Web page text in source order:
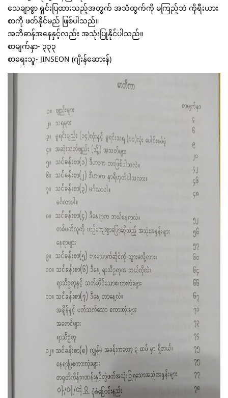
သေချာစွာ ရှင်းပြထားသည့်အတွက် အသံထွက်ကို မကြည့်ဘဲ ကိုရီးယား
စာကို ဖတ်နိုင်မည် ဖြစ်ပါသည်။
အဘိဓာန်အနေနှင့်လည်း အသုံးပြုနိုင်ပါသည်။
စာမျက်နှာ- ၃၃၃
စာရေးသူ- JINSEON (ဂျိးန်ဆေားန်)